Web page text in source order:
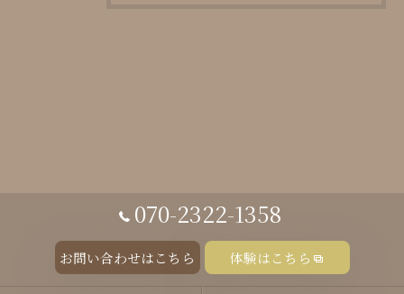
070-2322-1358
お問い合わせはこちら 体験はこちら